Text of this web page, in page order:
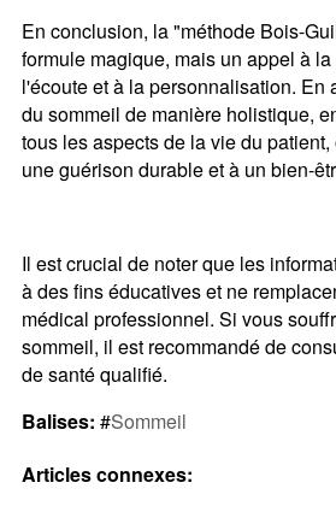
En conclusion, la "méthode Bois-
formule magique, mais un appel à
l'écoute et à la personnalisation. En
du sommeil de manière holistique,
tous les aspects de la vie du
une guérison durable et à un bien-
Il est crucial de noter que les
à des fins éducatives et ne
médical professionnel. Si vous
sommeil, il est recommandé de
de santé qualifié.
Balises: #Sommeil
Articles connexes: